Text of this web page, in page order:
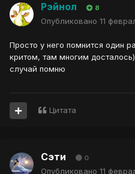
Рэйнол 8
Опубликовано 11
Просто у него помнится один
критом, там многим
случай помню
Цитата
Сэти 0
Опубликовано 11